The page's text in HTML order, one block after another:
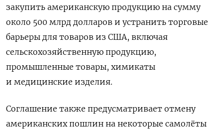
закупить американскую продукцию на сумму
около 500 млрд долларов и устранить торговые
барьеры для товаров из США, включая
сельскохозяйственную продукцию,
промышленные товары, химикаты
и медицинские изделия.
Соглашение также предусматривает отмену
американских пошлин на некоторые самолёты